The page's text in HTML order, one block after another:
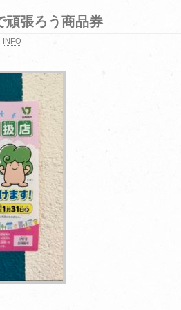
頑張ろう商品券
INFO